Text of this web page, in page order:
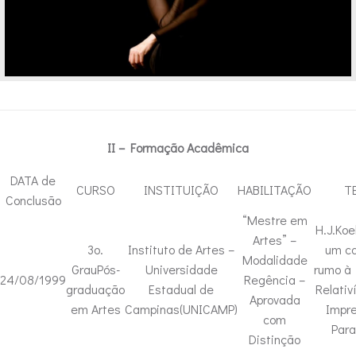
II – Formação Acadêmica
DATA de
Conclusão
CURSO INSTITUIÇÃO HABILITAÇÃO
24/08/1999
3o.
GrauPós-
graduação
em Artes
Instituto de Artes –
Universidade
Estadual de
Campinas(UNICAMP)
“Mestre em
Artes” –
Modalidade
Regência –
Aprovada
com
Distinção
um
rumo